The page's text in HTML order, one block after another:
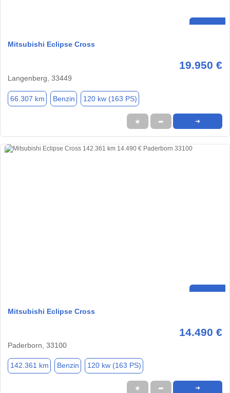
Mitsubishi Eclipse Cross
19.950 €
Langenberg, 33449
66.307 km Benzin 120 kw (163 PS)
★ ➦ ➜
Mitsubishi Eclipse Cross
14.490 €
Paderborn, 33100
142.361 km Benzin 120 kw (163 PS)
★ ➦ ➜